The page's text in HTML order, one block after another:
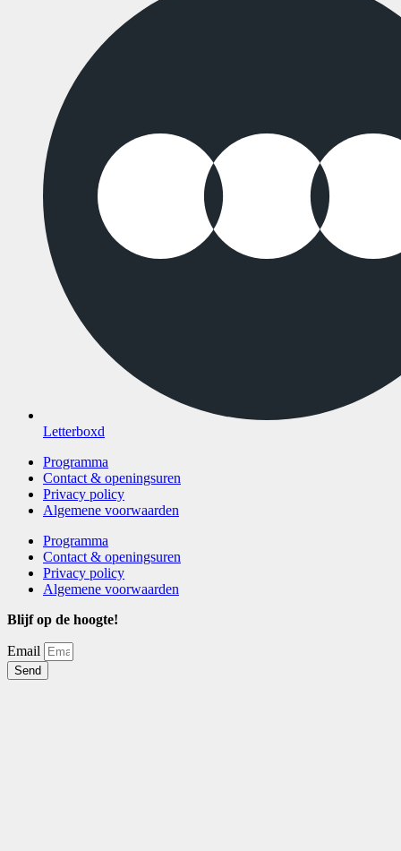
Letterboxd
Programma
Contact & openingsuren
Privacy policy
Algemene voorwaarden
Programma
Contact & openingsuren
Privacy policy
Algemene voorwaarden
Blijf op de hoogte!
Email
Send